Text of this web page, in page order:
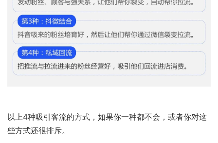
以上4种吸引客流的方式，如果你一种都不会，或者你对这
些方式还很排斥。